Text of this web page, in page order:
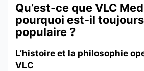
Qu’est-ce que VLC
pourquoi est-il
populaire ?
L’histoire et la philosophie
VLC